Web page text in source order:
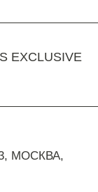
EXCLUSIVE
МОСКВА,